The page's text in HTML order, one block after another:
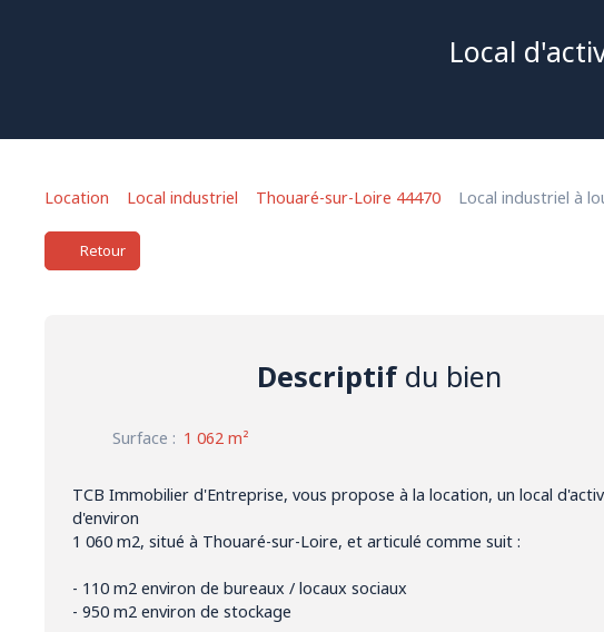
Local
Location Local industriel Thouaré-sur-Loire 44470 Local industriel à
Retour
Descriptifdu bien
Surface : 1 062 m²
TCB Immobilier d'Entreprise, vous propose à la location, un local
d'environ
1 060 m2, situé à Thouaré-sur-Loire, et articulé comme suit :
- 110 m2 environ de bureaux / locaux sociaux
- 950 m2 environ de stockage